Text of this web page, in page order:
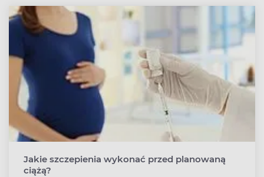
Jakie szczepienia wykonać przed planowaną
ciążą?